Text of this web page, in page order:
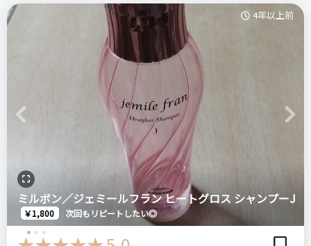
コメント（0 件） バラエティショップ
ナチュラルヘアソープウィズSW
＼ショップで商品を探す／
コメント（0 件）
ログイン
良いところ
・しっとりするところ
・私の髪質には合わなかったところ
・指通りが悪くなるところ
特にありません。
おすすめする人・おすすめしない人
しっとりとするクリームシャンプーを探している方におすすめ
まず、これを店頭で選んだ理由としては、美容師さんが推奨す
るシャンプーとのことで、香りの見本も無くですが、裏の表示
を見て、悪くないだろうと買ってみました。
ワクワクしながら、透明のセロハンをはずし、オープンして、
まずはクンクン香りました。ほのかに香るグリーン系の香りで
す。フローラル系ではないです～サロンっぽい香りで心地よく
香ります。
適量をプッシュし、シャンプーしてみると泡立ちはとっても良
いです。少しの量でしっかりと泡立ちます。そして頭皮に優し
い感じがします。しっかり頭皮を洗い、洗い流すとキシまず、
サラサラになります（濡れてる状態で水切り状態です）。洗い
上がり、ドライヤーで丁寧に乾かすとフワッ～サラサラ、美容
室帰りの仕上がりになりました。
Previous Next
4年以上前
ミルボン／ジェミールフラン ヒートグロス シャンプーJ
￥1,800 次回もリピートしたい◎